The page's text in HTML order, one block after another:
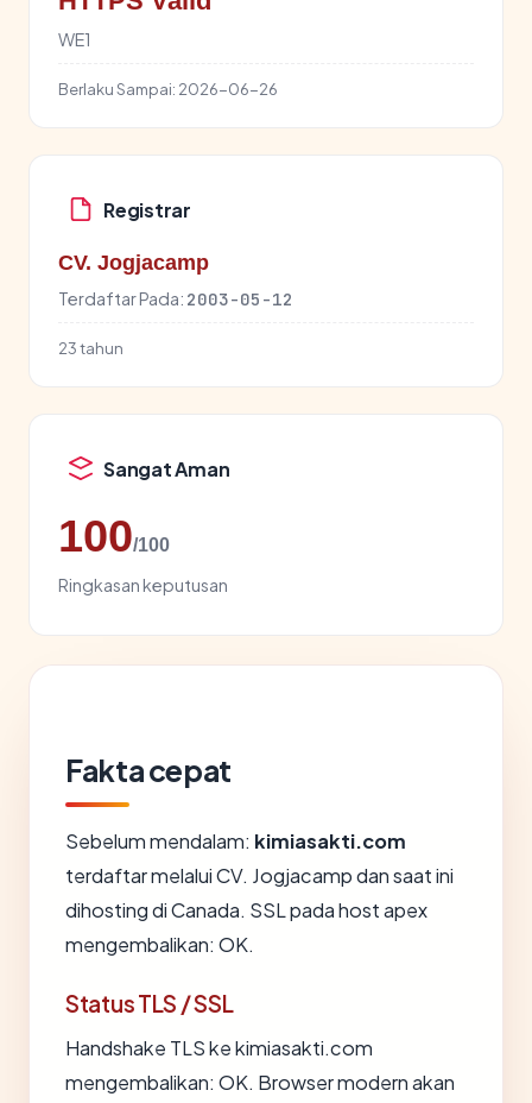
WE1
Berlaku Sampai: 2026-06-26
Registrar
CV. Jogjacamp
Terdaftar Pada: 2003-05-12
23 tahun
Sangat Aman
100/100
Ringkasan keputusan
Fakta cepat
Sebelum mendalam: kimiasakti.com
terdaftar melalui CV. Jogjacamp dan saat ini
dihosting di Canada. SSL pada host apex
mengembalikan: OK.
Status TLS / SSL
Handshake TLS ke kimiasakti.com
mengembalikan: OK. Browser modern akan